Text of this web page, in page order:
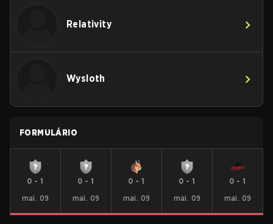
Relativity
Wysloth
FORMULÁRIO
0 -1
mai. 09
0 -1
mai. 09
0 -1
mai. 09
0 -1
mai. 09
0 -1
mai. 09